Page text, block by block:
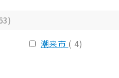
潮来市 ( 4)